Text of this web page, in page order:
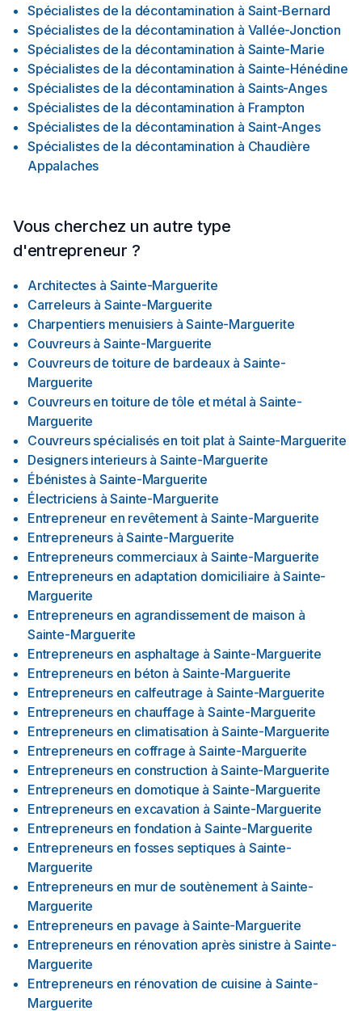
Spécialistes de la décontamination à Saint-Bernard
Spécialistes de la décontamination à Vallée-Jonction
Spécialistes de la décontamination à Sainte-Marie
Spécialistes de la décontamination à Sainte-Hénédine
Spécialistes de la décontamination à Saints-Anges
Spécialistes de la décontamination à Frampton
Spécialistes de la décontamination à Saint-Anges
Spécialistes de la décontamination à Chaudière
Appalaches
Vous cherchez un autre type
d'entrepreneur ?
Architectes à Sainte-Marguerite
Carreleurs à Sainte-Marguerite
Charpentiers menuisiers à Sainte-Marguerite
Couvreurs à Sainte-Marguerite
Couvreurs de toiture de bardeaux à Sainte-
Marguerite
Couvreurs en toiture de tôle et métal à Sainte-
Marguerite
Couvreurs spécialisés en toit plat à Sainte-Marguerite
Designers interieurs à Sainte-Marguerite
Ébénistes à Sainte-Marguerite
Électriciens à Sainte-Marguerite
Entrepreneur en revêtement à Sainte-Marguerite
Entrepreneurs à Sainte-Marguerite
Entrepreneurs commerciaux à Sainte-Marguerite
Entrepreneurs en adaptation domiciliaire à Sainte-
Marguerite
Entrepreneurs en agrandissement de maison à
Sainte-Marguerite
Entrepreneurs en asphaltage à Sainte-Marguerite
Entrepreneurs en béton à Sainte-Marguerite
Entrepreneurs en calfeutrage à Sainte-Marguerite
Entrepreneurs en chauffage à Sainte-Marguerite
Entrepreneurs en climatisation à Sainte-Marguerite
Entrepreneurs en coffrage à Sainte-Marguerite
Entrepreneurs en construction à Sainte-Marguerite
Entrepreneurs en domotique à Sainte-Marguerite
Entrepreneurs en excavation à Sainte-Marguerite
Entrepreneurs en fondation à Sainte-Marguerite
Entrepreneurs en fosses septiques à Sainte-
Marguerite
Entrepreneurs en mur de soutènement à Sainte-
Marguerite
Entrepreneurs en pavage à Sainte-Marguerite
Entrepreneurs en rénovation après sinistre à Sainte-
Marguerite
Entrepreneurs en rénovation de cuisine à Sainte-
Marguerite